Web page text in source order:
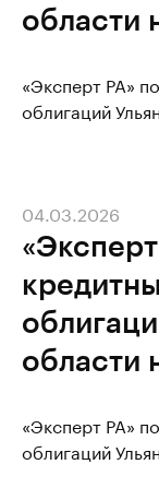
области
«Эксперт РА»
облигаций
области
04.03.2026
«Эксперт РА»
облигаций